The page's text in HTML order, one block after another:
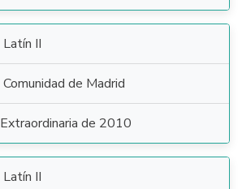
Latín II
Comunidad de Madrid
Extraordinaria de 2010
Latín II